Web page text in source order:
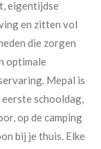
eigentijdse
en zitten vol
die zorgen
optimale
Mepal is
eerste schooldag,
op de camping
bij je thuis. Elke